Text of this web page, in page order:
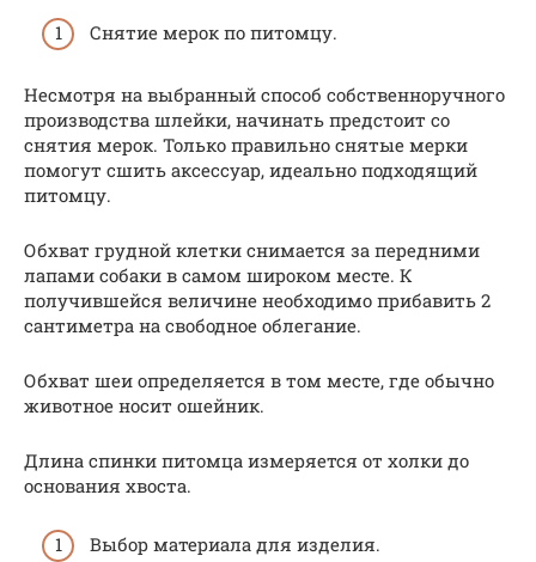
Снятие мерок по питомцу.
Несмотря на выбранный способ собственноручного
производства шлейки, начинать предстоит со
снятия мерок. Только правильно снятые мерки
помогут сшить аксессуар, идеально подходящий
питомцу.
Обхват грудной клетки снимается за передними
лапами собаки в самом широком месте. К
получившейся величине необходимо прибавить 2
сантиметра на свободное облегание.
Обхват шеи определяется в том месте, где обычно
животное носит ошейник.
Длина спинки питомца измеряется от холки до
основания хвоста.
Выбор материала для изделия.